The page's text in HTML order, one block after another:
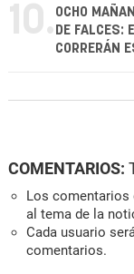
10. OCHO
DE FALCES:
CORRERÁN
COMENTARIOS:
Los comentarios
al tema de la
Cada usuario
comentarios.